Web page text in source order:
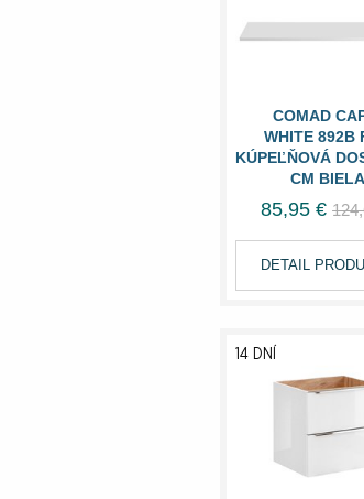
COMAD
WHITE 892B
KÚPEĽŇOVÁ
CM BIELA
85,95 €
DETAIL
14 DNÍ